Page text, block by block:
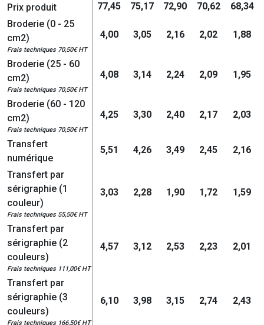
Prix produit 77,45 75,17 72,90 70,62
68,34
Broderie (0 - 25
cm2)
Frais techniques 70,50€ HT
4,00 3,05 2,16 2,02 1,88
Broderie (25 - 60
cm2)
Frais techniques 70,50€ HT
4,08 3,14 2,24 2,09 1,95
Broderie (60 - 120
cm2)
Frais techniques 70,50€ HT
4,25 3,30 2,40 2,17 2,03
Transfert
numérique
5,51 4,26 3,49 2,45 2,16
Transfert par
sérigraphie (1
couleur)
Frais techniques 55,50€ HT
3,03 2,28 1,90 1,72 1,59
Transfert par
sérigraphie (2
couleurs)
Frais techniques 111,00€ HT
4,57 3,12 2,53 2,23 2,01
Transfert par
sérigraphie (3
couleurs)
Frais techniques 166,50€ HT
6,10 3,98 3,15 2,74 2,43